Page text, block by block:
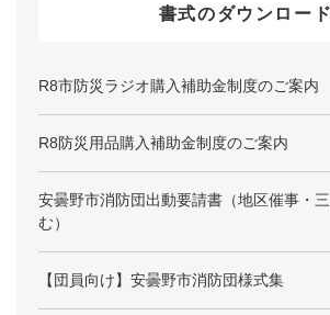
書式のダウンロード
R8市防災ラジオ購入補助金制度のご案内
R8防災用品購入補助金制度のご案内
安曇野市消防団出動要請書（地区催事・
む）
【団員向け】安曇野市消防団様式集